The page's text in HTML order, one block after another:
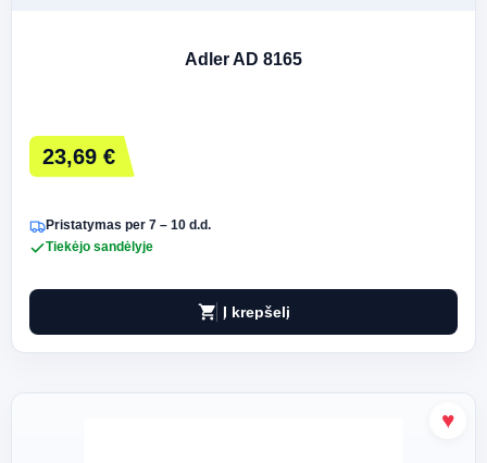
Adler AD 8165
23,69 €
Pristatymas per 7 – 10 d.d.
Tiekėjo sandėlyje
shopping_cart Į krepšelį